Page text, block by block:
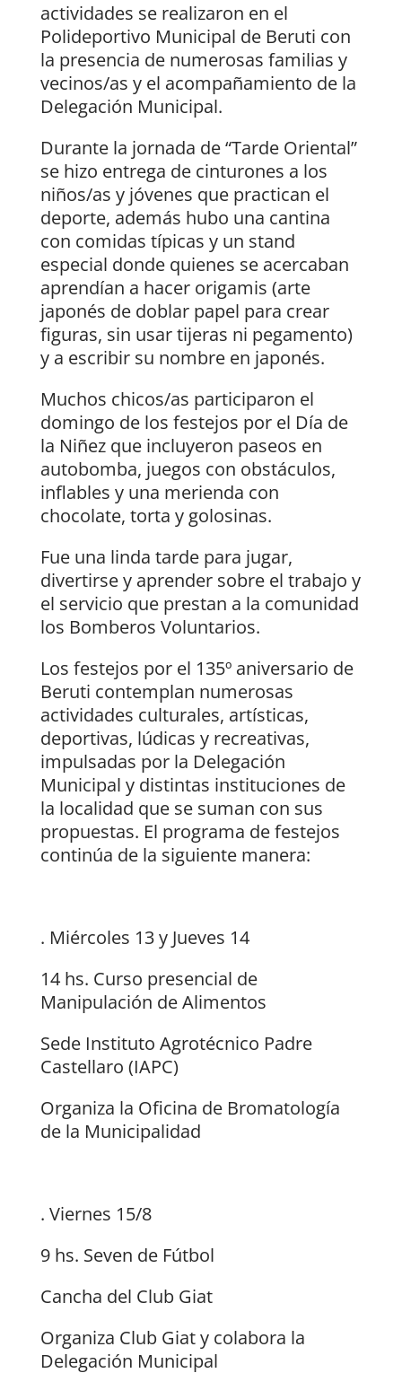
actividades se realizaron en el
Polideportivo Municipal de Beruti con
la presencia de numerosas familias y
vecinos/as y el acompañamiento de la
Delegación Municipal.
Durante la jornada de “Tarde Oriental”
se hizo entrega de cinturones a los
niños/as y jóvenes que practican el
deporte, además hubo una cantina
con comidas típicas y un stand
especial donde quienes se acercaban
aprendían a hacer origamis (arte
japonés de doblar papel para crear
figuras, sin usar tijeras ni pegamento)
y a escribir su nombre en japonés.
Muchos chicos/as participaron el
domingo de los festejos por el Día de
la Niñez que incluyeron paseos en
autobomba, juegos con obstáculos,
inflables y una merienda con
chocolate, torta y golosinas.
Fue una linda tarde para jugar,
divertirse y aprender sobre el trabajo y
el servicio que prestan a la comunidad
los Bomberos Voluntarios.
Los festejos por el 135º aniversario de
Beruti contemplan numerosas
actividades culturales, artísticas,
deportivas, lúdicas y recreativas,
impulsadas por la Delegación
Municipal y distintas instituciones de
la localidad que se suman con sus
propuestas. El programa de festejos
continúa de la siguiente manera:
. Miércoles 13 y Jueves 14
14 hs. Curso presencial de
Manipulación de Alimentos
Sede Instituto Agrotécnico Padre
Castellaro (IAPC)
Organiza la Oficina de Bromatología
de la Municipalidad
. Viernes 15/8
9 hs. Seven de Fútbol
Cancha del Club Giat
Organiza Club Giat y colabora la
Delegación Municipal